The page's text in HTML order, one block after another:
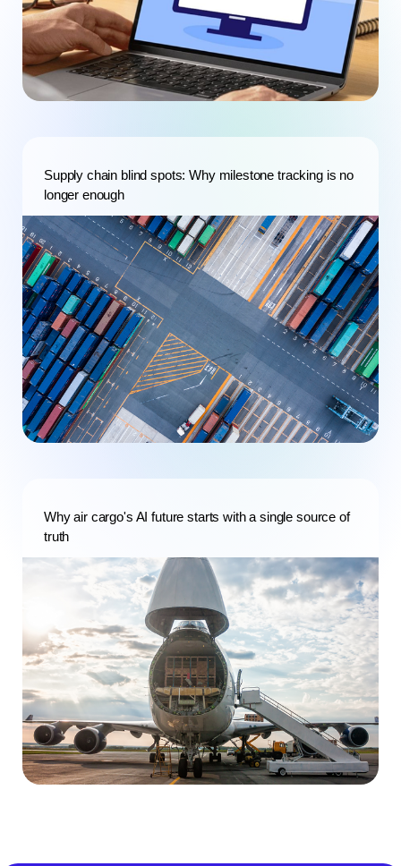
Supply chain blind spots: Why milestone tracking is no
longer enough
Why air cargo's AI future starts with a single source of
truth